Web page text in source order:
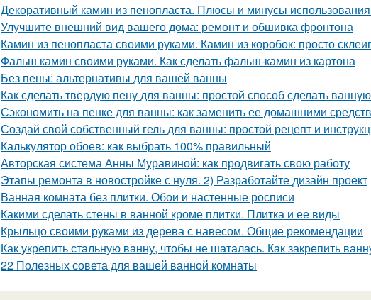
Декоративный камин из пенопласта. Плюсы и минусы
Улучшите внешний вид вашего дома: ремонт и обшивка фронтона
Камин из пенопласта своими руками. Камин из коробок: просто
Фальш камин своими руками. Как сделать фальш-камин из картона
Без пены: альтернативы для вашей ванны
Как сделать твердую пену для ванны: простой способ сделать
Сэкономить на пенке для ванны: как заменить ее домашними
Создай свой собственный гель для ванны: простой рецепт и
Калькулятор обоев: как выбрать 100% правильный
Авторская система Анны Муравиной: как продвигать свою работу
Этапы ремонта в новостройке с нуля. 2) Разработайте дизайн проект
Ванная комната без плитки. Обои и настенные росписи
Какими сделать стены в ванной кроме плитки. Плитка и ее виды
Крыльцо своими руками из дерева с навесом. Общие рекомендации
Как укрепить стальную ванну, чтобы не шаталась. Как закрепить
22 Полезных совета для вашей ванной комнаты